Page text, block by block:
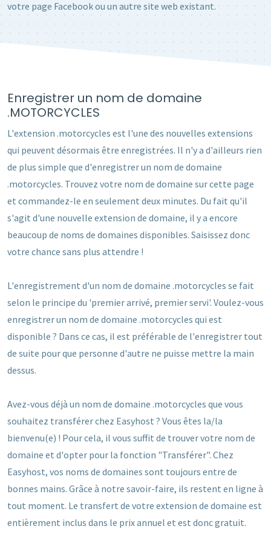
votre page Facebook ou un autre site web existant.
Enregistrer un nom de domaine
.MOTORCYCLES
L'extension .motorcycles est l'une des nouvelles extensions
qui peuvent désormais être enregistrées. Il n'y a d'ailleurs rien
de plus simple que d'enregistrer un nom de domaine
.motorcycles. Trouvez votre nom de domaine sur cette page
et commandez-le en seulement deux minutes. Du fait qu'il
s'agit d'une nouvelle extension de domaine, il y a encore
beaucoup de noms de domaines disponibles. Saisissez donc
votre chance sans plus attendre !
L'enregistrement d'un nom de domaine .motorcycles se fait
selon le principe du 'premier arrivé, premier servi'. Voulez-vous
enregistrer un nom de domaine .motorcycles qui est
disponible ? Dans ce cas, il est préférable de l'enregistrer tout
de suite pour que personne d'autre ne puisse mettre la main
dessus.
Avez-vous déjà un nom de domaine .motorcycles que vous
souhaitez transférer chez Easyhost ? Vous êtes la/la
bienvenu(e) ! Pour cela, il vous suffit de trouver votre nom de
domaine et d'opter pour la fonction "Transférer". Chez
Easyhost, vos noms de domaines sont toujours entre de
bonnes mains. Grâce à notre savoir-faire, ils restent en ligne à
tout moment. Le transfert de votre extension de domaine est
entièrement inclus dans le prix annuel et est donc gratuit.